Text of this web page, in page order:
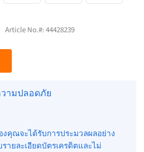
Article No.#: 44428239
วามปลอดภัย
คุณจะได้รับการประมวลผลอย่าง
ายละเอียดบัตรเครดิตและไม่